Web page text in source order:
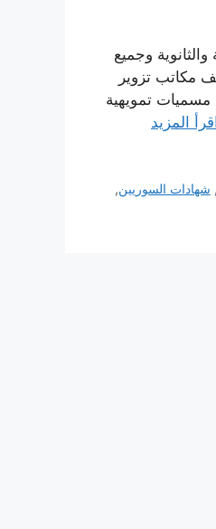
وجميع
مكاتب تزوير
مسميات تمويهية
اقرأ المزيد
, شهادات السوريين,